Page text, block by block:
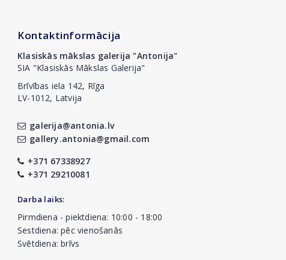
Kontaktinformācija
Klasiskās mākslas galerija "Antonija"
SIA "Klasiskās Mākslas Galerija"
Brīvības iela 142, Rīga
LV-1012, Latvija
galerija@antonia.lv
gallery.antonia@gmail.com
+371 67338927
+371 29210081
Darba laiks:
Pirmdiena - piektdiena: 10:00 - 18:00
Sestdiena: pēc vienošanās
Svētdiena: brīvs